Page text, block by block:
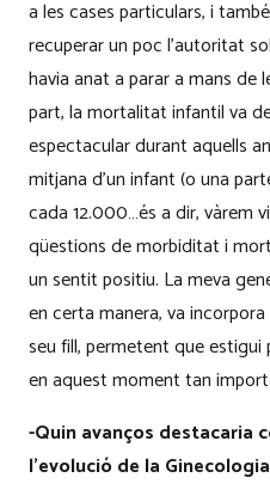
a les cases particulars, i
recuperar un poc l’autoritat
havia anat a parar a mans de
part, la mortalitat infantil va
espectacular durant aquells
mitjana d’un infant (o una
cada 12.000…és a dir, vàrem
qüestions de morbiditat i
un sentit positiu. La meva
en certa manera, va
seu fill, permetent que
en aquest moment tan
-Quin avanços destacaria
l’evolució de la